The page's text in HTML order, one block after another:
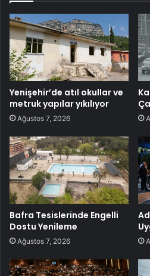
Yenişehir’de atıl okullar ve
metruk yapılar yıkılıyor
Ağustos 7, 2026
Bafra Tesislerinde Engelli
Dostu Yenileme
Ağustos 7, 2026